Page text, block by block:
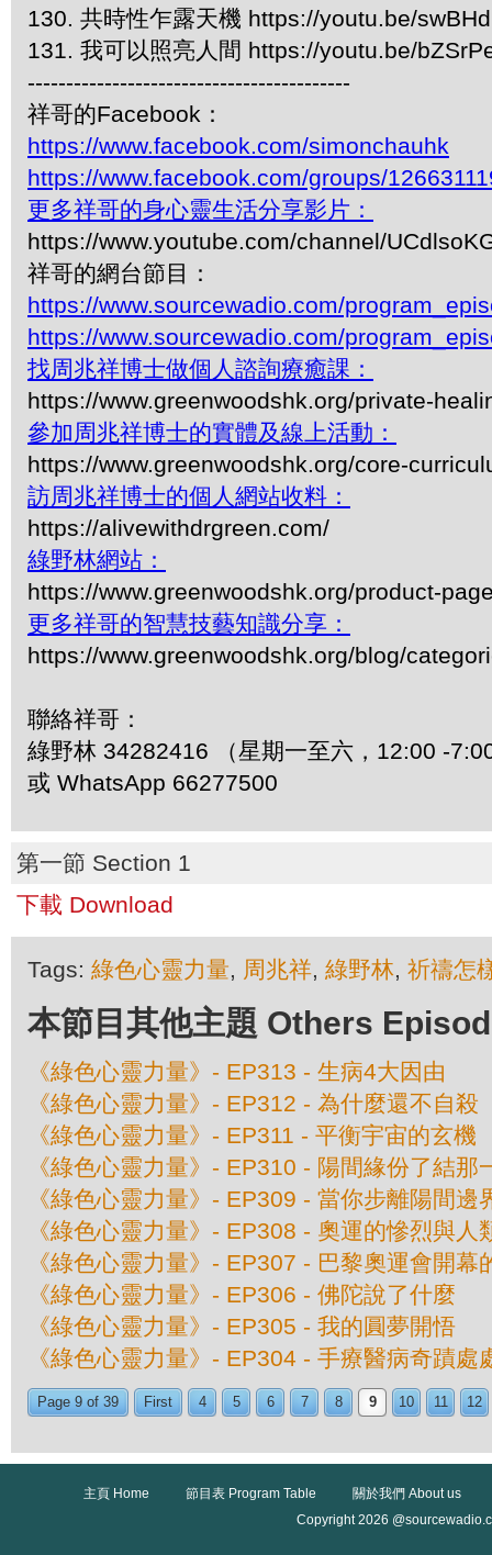
130. 共時性乍露天機 https://youtu.be/
131. 我可以照亮人間 https://youtu.be/
------------------------------------------
祥哥的Facebook：
https://www.facebook.com/simonchauhk
https://www.facebook.com/groups/
更多祥哥的身心靈生活分享影片：
https://www.youtube.com/channel/
祥哥的網台節目：
https://www.sourcewadio.com/
https://www.sourcewadio.com/
找周兆祥博士做個人諮詢療癒課：
https://www.greenwoodshk.org/private-
參加周兆祥博士的實體及線上活動：
https://www.greenwoodshk.org/core-
訪周兆祥博士的個人網站收料：
https://alivewithdrgreen.com/
綠野林網站：
https://www.greenwoodshk.org/product-
更多祥哥的智慧技藝知識分享：
https://www.greenwoodshk.org/blog/
聯絡祥哥：
綠野林 34282416 （星期一至六，12:00 -
或 WhatsApp 66277500
第一節 Section 1
下載 Download
Tags: 綠色心靈力量, 周兆祥, 綠野林, 祈禱怎
本節目其他主題 Others
《綠色心靈力量》- EP313 - 生病4大因由
《綠色心靈力量》- EP312 - 為什麼還不自殺
《綠色心靈力量》- EP311 - 平衡宇宙的玄機
《綠色心靈力量》- EP310 - 陽間緣份了結那
《綠色心靈力量》- EP309 - 當你步離陽間邊
《綠色心靈力量》- EP308 - 奧運的慘烈與人
《綠色心靈力量》- EP307 - 巴黎奧運會開幕
《綠色心靈力量》- EP306 - 佛陀說了什麼
《綠色心靈力量》- EP305 - 我的圓夢開悟
《綠色心靈力量》- EP304 - 手療醫病奇蹟
Page 9 of 39 First 4 5 6 7 8 9 10 11 12
主頁 Home 節目表 Program Table
關於我們 About us
Copyright 2026